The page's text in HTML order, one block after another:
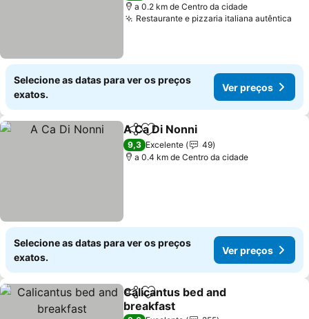
a 0.2 km de Centro da cidade
Restaurante e pizzaria italiana autêntica
Selecione as datas para ver os preços
exatos.
Ver preços
PartilharAdicionar aos favoritos
A Ca Di Nonni
9,3 Excelente
49
a 0.4 km de Centro da cidade
Selecione as datas para ver os preços
exatos.
Ver preços
PartilharAdicionar aos favoritos
Calicantus bed and
breakfast